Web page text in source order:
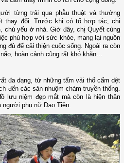
từng trải qua phẫu thuật và thường
thay đổi. Trước khi có tổ hợp tác, chị
chủ yếu ở nhà. Giờ đây, chị Quyết cùng
phù hợp với sức khỏe, mang lại nguồn
đủ để cải thiện cuộc sống. Ngoài ra còn
hoàn cảnh cũng rất khó khăn…
đa dạng, từ những tấm vải thổ cẩm dệt
đến các sản nhuộm chàm truyền thống.
lưu niệm đẹp mắt mà còn là hiện thân
người phụ nữ Dao Tiền.